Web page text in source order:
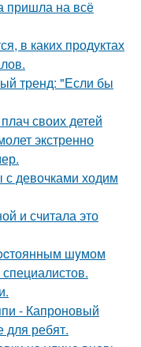
пришла на всё
в каких продуктах
тренд: "Если бы
своих детей
экстренно
девочками ходим
и считала это
шyмом
- Капроновый
для ребят.